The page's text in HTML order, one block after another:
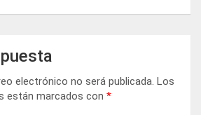
electrónico no será publicada. Los
están marcados con *